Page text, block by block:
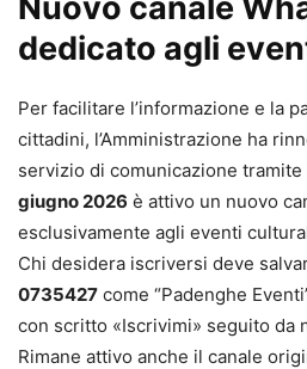
dedicato agli
Per facilitare l’informazione e la
cittadini, l’Amministrazione ha
servizio di comunicazione tramite
giugno 2026 è attivo un nuovo
esclusivamente agli eventi
Chi desidera iscriversi deve
0735427 come “Padenghe
con scritto «Iscrivimi» seguito da
Rimane attivo anche il canale